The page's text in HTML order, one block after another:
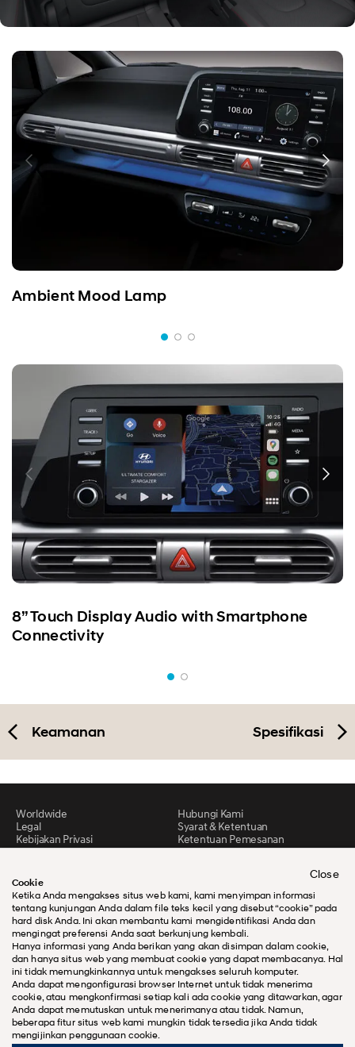
Cookie
Ketika Anda mengakses situs web kami, kami menyimpan informasi
tentang kunjungan Anda dalam file teks kecil yang disebut “cookie” pada
hard disk Anda. Ini akan membantu kami mengidentifikasi Anda dan
mengingat preferensi Anda saat berkunjung kembali.
Hanya informasi yang Anda berikan yang akan disimpan dalam cookie,
dan hanya situs web yang membuat cookie yang dapat membacanya. Hal
ini tidak memungkinkannya untuk mengakses seluruh komputer.
Anda dapat mengonfigurasi browser Internet untuk tidak menerima
cookie, atau mengkonfirmasi setiap kali ada cookie yang ditawarkan, agar
Anda dapat memutuskan untuk menerimanya atau tidak. Namun,
beberapa fitur situs web kami mungkin tidak tersedia jika Anda tidak
mengijinkan penggunaan cookie.
Close
Ambient Mood Lamp
8” Touch Display Audio with Smartphone
Connectivity
Keamanan Spesifikasi
Worldwide
Hubungi Kami
Legal
Syarat & Ketentuan
Kebijakan Privasi
Ketentuan Pemesanan
Peta situs
@Hak Cipta 2026 Hyundai Motors